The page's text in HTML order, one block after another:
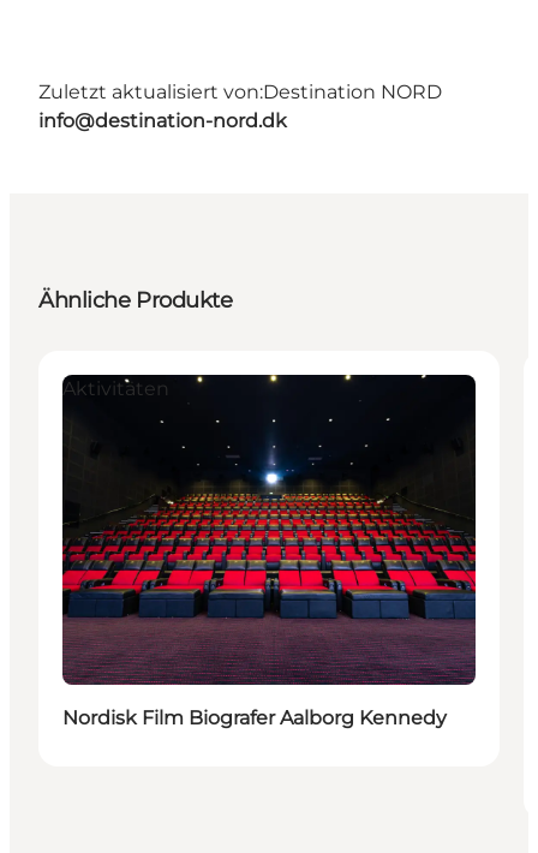
Zuletzt aktualisiert von:Destination NORD
info@destination-nord.dk
Ähnliche Produkte
Aktivitäten
Nordisk Film Biografer Aalborg Kennedy